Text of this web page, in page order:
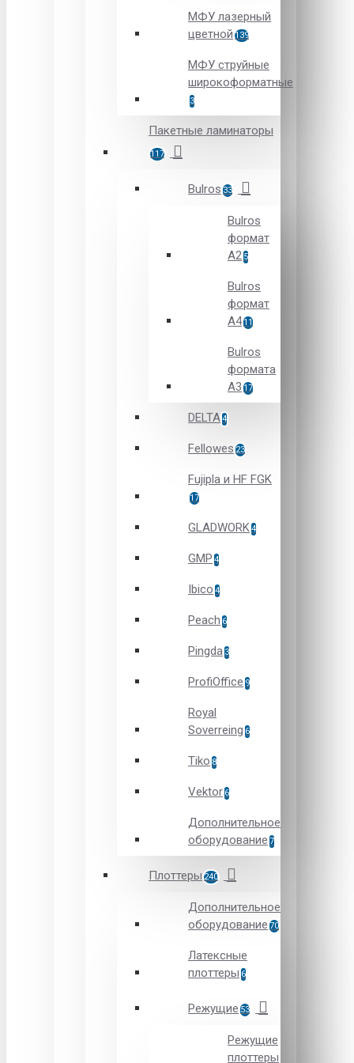
МФУ лазерный
цветной 139
МФУ струйные
широкоформатные
3
Пакетные ламинаторы
117
Bulros 33
Bulros
формат
A2 5
Bulros
формат
A411
Bulros
формата
А3 17
DELTA4
Fellowes 23
Fujipla и HF FGK
17
GLADWORK4
GMP 4
Ibico 4
Peach 6
Pingda 3
ProfiOffice 9
Royal
Soverreing 6
Tiko 8
Vektor 6
Дополнительное
оборудование 7
Плоттеры 240
Дополнительное
оборудование 70
Латексные
плоттеры 6
Режущие 53
Режущие
плоттеры